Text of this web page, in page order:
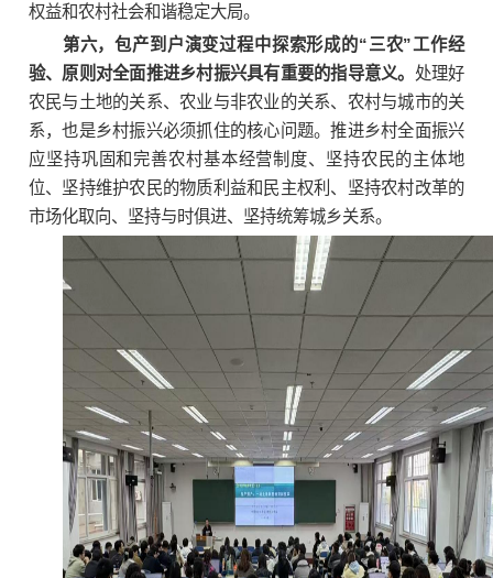
权益和农村社会和谐稳定大局。
第六，包产到户演变过程中探索形成的“三农”工作经
验、原则对全面推进乡村振兴具有重要的指导意义。 处理好
农民与土地的关系、农业与非农业的关系、农村与城市的关
系，也是乡村振兴必须抓住的核心问题。推进乡村全面振兴
应坚持巩固和完善农村基本经营制度、坚持农民的主体地
位、坚持维护农民的物质利益和民主权利、坚持农村改革的
市场化取向、坚持与时俱进、坚持统筹城乡关系。